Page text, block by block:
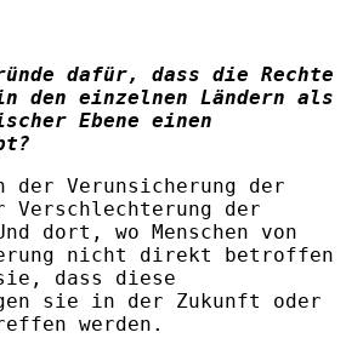
dafür, dass die Rechte
den einzelnen Ländern als
Ebene einen
der Verunsicherung der
Verschlechterung der
dort, wo Menschen von
nicht direkt betroffen
dass diese
sie in der Zukunft oder
werden.